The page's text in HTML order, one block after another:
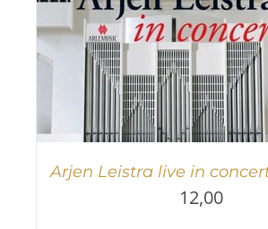
Arjen Leistra live in
12,00